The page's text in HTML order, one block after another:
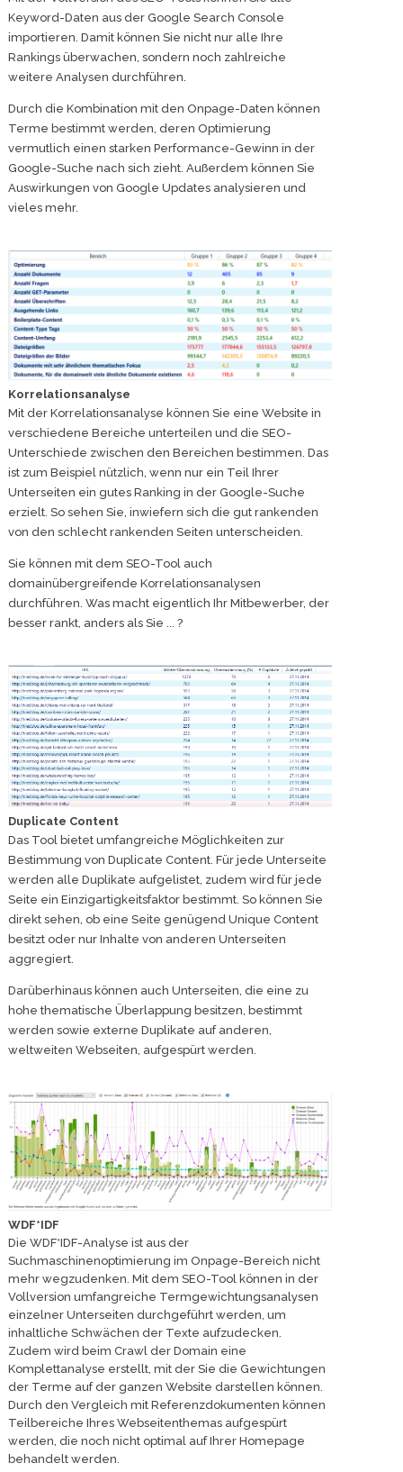
Keyword-Daten aus der Google Search Console
importieren. Damit können Sie nicht nur alle Ihre
Rankings überwachen, sondern noch zahlreiche
weitere Analysen durchführen.
Durch die Kombination mit den Onpage-Daten können
Terme bestimmt werden, deren Optimierung
vermutlich einen starken Performance-Gewinn in der
Google-Suche nach sich zieht. Außerdem können Sie
Auswirkungen von Google Updates analysieren und
vieles mehr.
Korrelationsanalyse
Mit der Korrelationsanalyse können Sie eine Website in
verschiedene Bereiche unterteilen und die SEO-
Unterschiede zwischen den Bereichen bestimmen. Das
ist zum Beispiel nützlich, wenn nur ein Teil Ihrer
Unterseiten ein gutes Ranking in der Google-Suche
erzielt. So sehen Sie, inwiefern sich die gut rankenden
von den schlecht rankenden Seiten unterscheiden.
Sie können mit dem SEO-Tool auch
domainübergreifende Korrelationsanalysen
durchführen. Was macht eigentlich Ihr Mitbewerber, der
besser rankt, anders als Sie ... ?
Duplicate Content
Das Tool bietet umfangreiche Möglichkeiten zur
Bestimmung von Duplicate Content. Für jede Unterseite
werden alle Duplikate aufgelistet, zudem wird für jede
Seite ein Einzigartigkeitsfaktor bestimmt. So können Sie
direkt sehen, ob eine Seite genügend Unique Content
besitzt oder nur Inhalte von anderen Unterseiten
aggregiert.
Darüberhinaus können auch Unterseiten, die eine zu
hohe thematische Überlappung besitzen, bestimmt
werden sowie externe Duplikate auf anderen,
weltweiten Webseiten, aufgespürt werden.
WDF*IDF
Die WDF*IDF-Analyse ist aus der
Suchmaschinenoptimierung im Onpage-Bereich nicht
mehr wegzudenken. Mit dem SEO-Tool können in der
Vollversion umfangreiche Termgewichtungsanalysen
einzelner Unterseiten durchgeführt werden, um
inhaltliche Schwächen der Texte aufzudecken.
Zudem wird beim Crawl der Domain eine
Komplettanalyse erstellt, mit der Sie die Gewichtungen
der Terme auf der ganzen Website darstellen können.
Durch den Vergleich mit Referenzdokumenten können
Teilbereiche Ihres Webseitenthemas aufgespürt
werden, die noch nicht optimal auf Ihrer Homepage
behandelt werden.